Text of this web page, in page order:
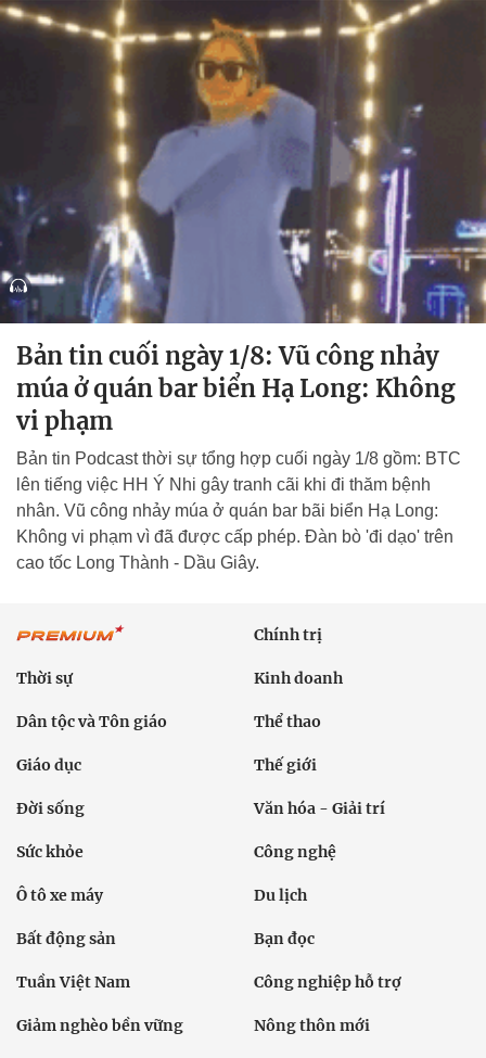
Bản tin cuối ngày 1/8: Vũ công nhảy
múa ở quán bar biển Hạ Long: Không
vi phạm
Bản tin Podcast thời sự tổng hợp cuối ngày 1/8 gồm: BTC
lên tiếng việc HH Ý Nhi gây tranh cãi khi đi thăm bệnh
nhân. Vũ công nhảy múa ở quán bar bãi biển Hạ Long:
Không vi phạm vì đã được cấp phép. Đàn bò 'đi dạo' trên
cao tốc Long Thành - Dầu Giây.
Chính trị
Thời sự Kinh doanh
Dân tộc và Tôn giáo Thể thao
Giáo dục Thế giới
Đời sống Văn hóa - Giải trí
Sức khỏe Công nghệ
Ô tô xe máy Du lịch
Bất động sản Bạn đọc
Tuần Việt Nam Công nghiệp hỗ trợ
Giảm nghèo bền vững Nông thôn mới